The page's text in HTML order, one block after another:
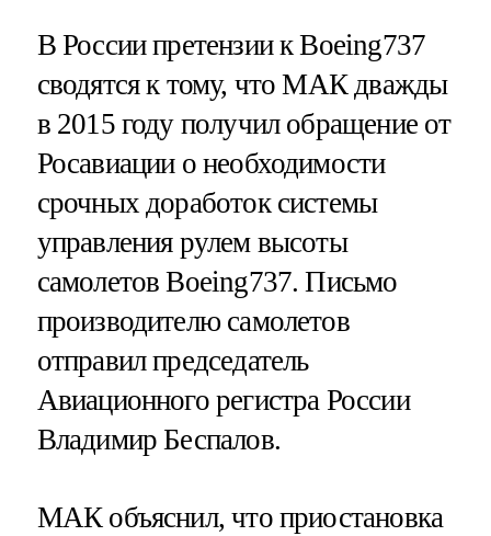
В России претензии к Boeing737
сводятся к тому, что МАК дважды
в 2015 году получил обращение от
Росавиации о необходимости
срочных доработок системы
управления рулем высоты
самолетов Boeing737. Письмо
производителю самолетов
отправил председатель
Авиационного регистра России
Владимир Беспалов.
МАК объяснил, что приостановка